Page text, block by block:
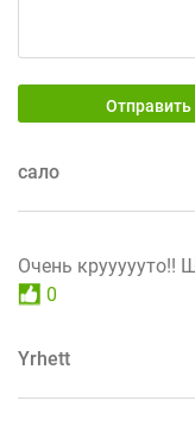
Отправить
сало
Очень
0
Yrhett